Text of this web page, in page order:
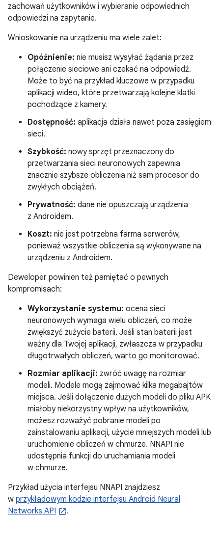
zachowań użytkowników i wybieranie odpowiednich
odpowiedzi na zapytanie.
Wnioskowanie na urządzeniu ma wiele zalet:
Opóźnienie: nie musisz wysyłać żądania przez
połączenie sieciowe ani czekać na odpowiedź.
Może to być na przykład kluczowe w przypadku
aplikacji wideo, które przetwarzają kolejne klatki
pochodzące z kamery.
Dostępność: aplikacja działa nawet poza zasięgiem
sieci.
Szybkość: nowy sprzęt przeznaczony do
przetwarzania sieci neuronowych zapewnia
znacznie szybsze obliczenia niż sam procesor do
zwykłych obciążeń.
Prywatność: dane nie opuszczają urządzenia
z Androidem.
Koszt: nie jest potrzebna farma serwerów,
ponieważ wszystkie obliczenia są wykonywane na
urządzeniu z Androidem.
Deweloper powinien też pamiętać o pewnych
kompromisach:
Wykorzystanie systemu: ocena sieci
neuronowych wymaga wielu obliczeń, co może
zwiększyć zużycie baterii. Jeśli stan baterii jest
ważny dla Twojej aplikacji, zwłaszcza w przypadku
długotrwałych obliczeń, warto go monitorować.
Rozmiar aplikacji: zwróć uwagę na rozmiar
modeli. Modele mogą zajmować kilka megabajtów
miejsca. Jeśli dołączenie dużych modeli do pliku APK
miałoby niekorzystny wpływ na użytkowników,
możesz rozważyć pobranie modeli po
zainstalowaniu aplikacji, użycie mniejszych modeli lub
uruchomienie obliczeń w chmurze. NNAPI nie
udostępnia funkcji do uruchamiania modeli
w chmurze.
Przykład użycia interfejsu NNAPI znajdziesz
w przykładowym kodzie interfejsu Android Neural
Networks API
.